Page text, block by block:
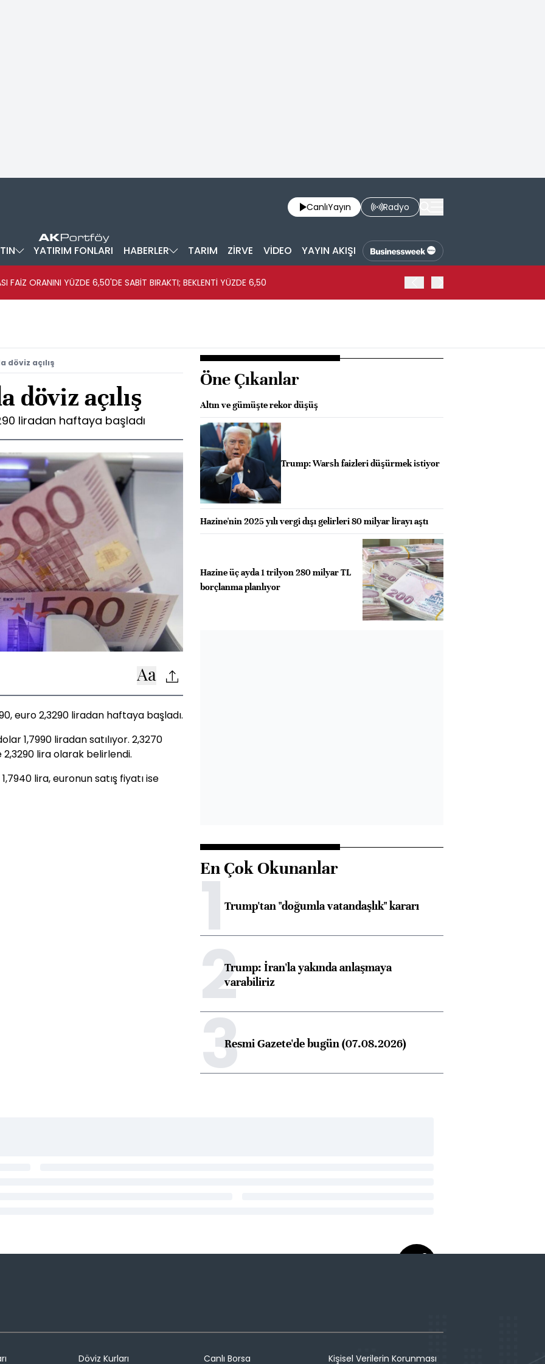
CanlıYayın Radyo
YATIRIM FONLARI HABERLER TARIM ZİRVE VİDEO YAYIN AKIŞI
FAİZ ORANINI YÜZDE 6,50'DE SABİT BIRAKTI; BEKLENTİ YÜZDE 6,50
döviz açılış
döviz açılış
liradan haftaya başladı
euro 2,3290 liradan haftaya başladı.
1,7990 liradan satılıyor. 2,3270
2,3290 lira olarak belirlendi.
lira, euronun satış fiyatı ise
Öne Çıkanlar
Altın ve gümüşte rekor düşüş
Trump: Warsh faizleri düşürmek istiyor
Hazine'nin 2025 yılı vergi dışı gelirleri 80 milyar lirayı aştı
Hazine üç ayda 1 trilyon 280 milyar TL
borçlanma planlıyor
En Çok Okunanlar
1Trump'tan "doğumla vatandaşlık" kararı
2Trump: İran'la yakında anlaşmaya
varabiliriz
3Resmi Gazete'de bugün (07.08.2026)
Döviz Kurları Canlı Borsa Kişisel Verilerin Korunması